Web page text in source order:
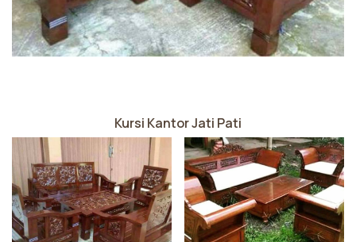
Kursi Kantor Jati Pati